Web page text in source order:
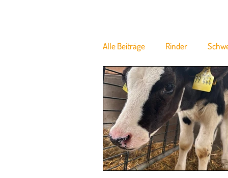
Alle Beiträge Rinder
Rettungen Termine
Hühner Sorgentiere
Kettenkühe